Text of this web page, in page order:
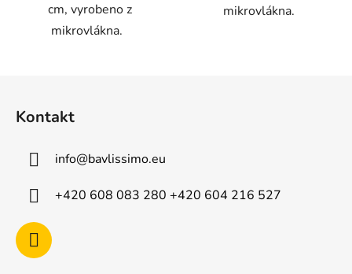
cm, vyrobeno z
mikrovlákna.
mikrovlákna.
Kontakt
info@bavlissimo.eu
+420 608 083 280 +420 604 216 527